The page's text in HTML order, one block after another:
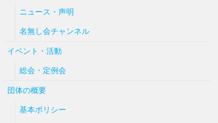
ニュース・声明
名無し会チャンネル
イベント・活動
総会・定例会
団体の概要
基本ポリシー